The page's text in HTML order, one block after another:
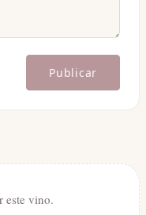
Publicar
este vino.